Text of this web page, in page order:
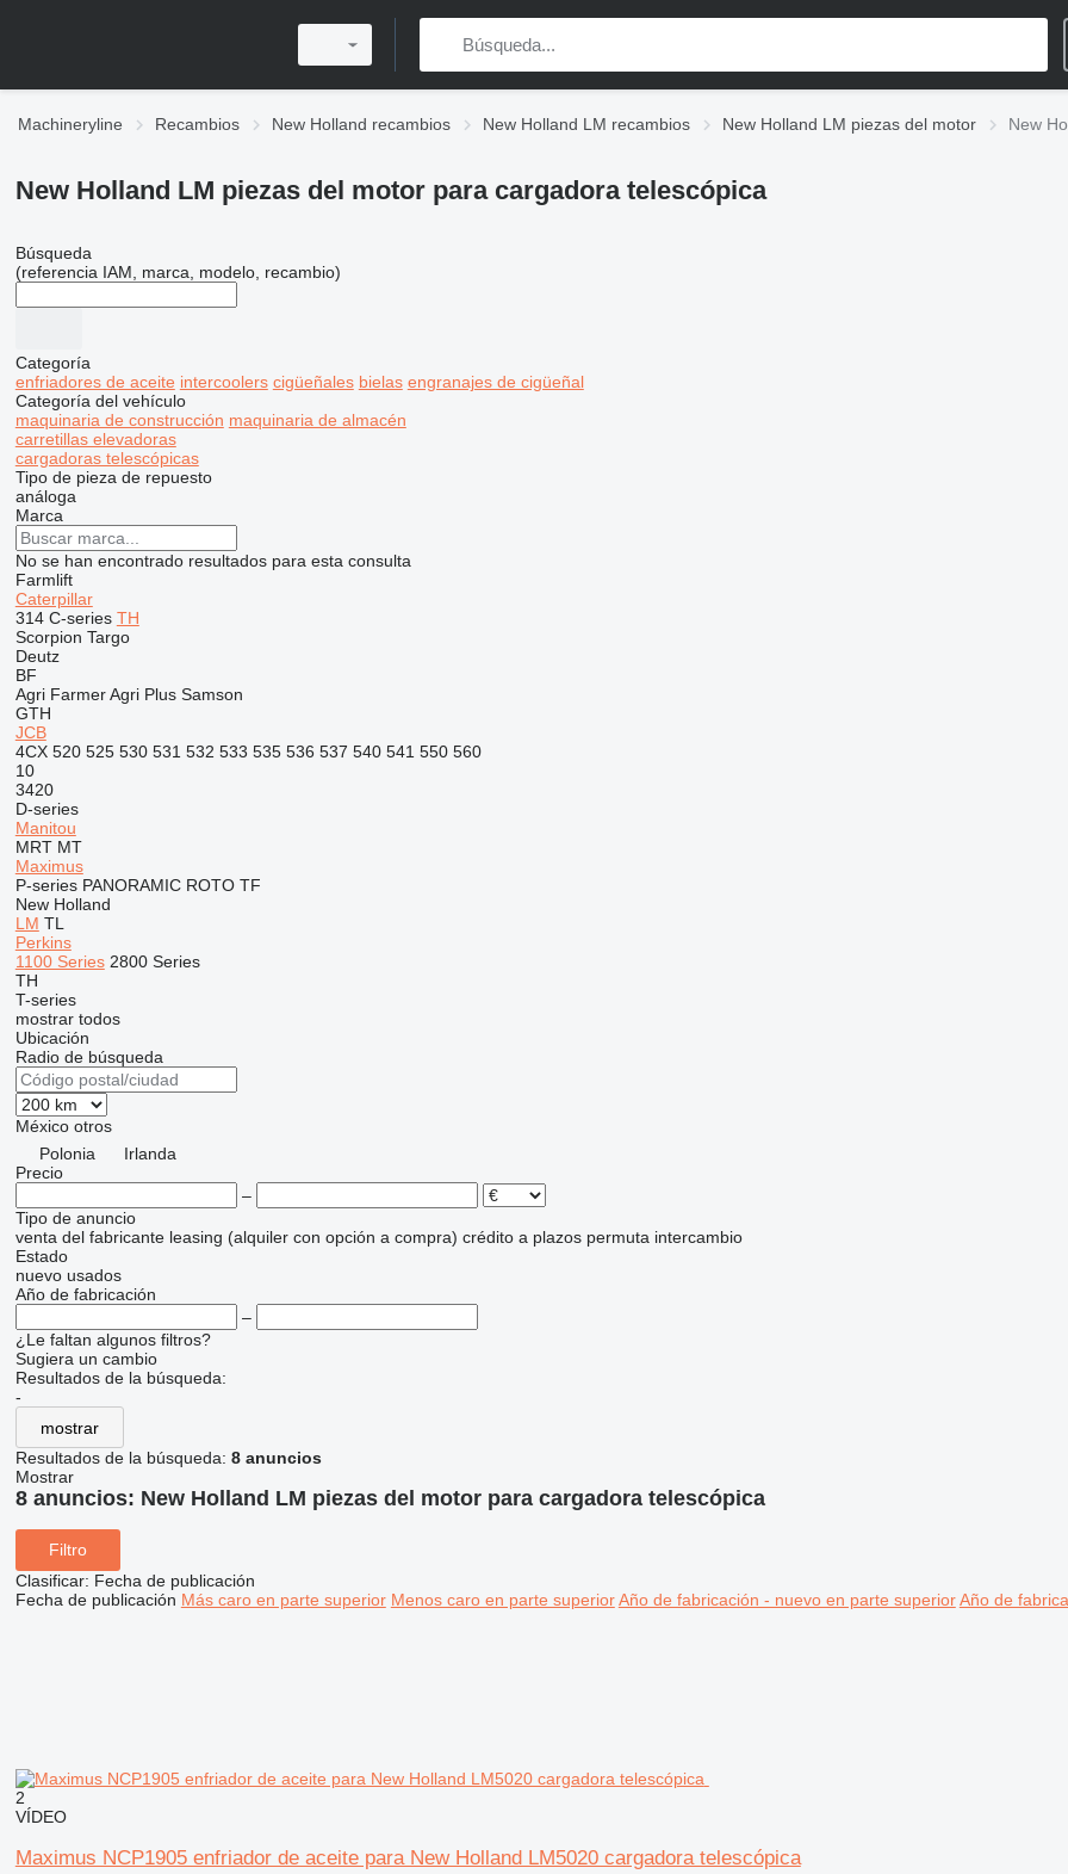
Machineryline Recambios New Holland recambios New Holland LM recambios New Holland LM piezas del motor New
New Holland LM piezas del motor para cargadora telescópica
Búsqueda
(referencia IAM, marca, modelo, recambio)
Categoría
enfriadores de aceite intercoolers cigüeñales bielas engranajes de cigüeñal
Categoría del vehículo
maquinaria de construcción maquinaria de almacén
carretillas elevadoras
cargadoras telescópicas
Tipo de pieza de repuesto
análoga
Marca
No se han encontrado resultados para esta consulta
Farmlift
Caterpillar
314 C-series TH
Scorpion Targo
Deutz
BF
Agri Farmer Agri Plus Samson
GTH
JCB
4CX 520 525 530 531 532 533 535 536 537 540 541 550 560
10
3420
D-series
Manitou
MRT MT
Maximus
P-series PANORAMIC ROTO TF
New Holland
LM TL
Perkins
1100 Series 2800 Series
TH
T-series
mostrar todos
Ubicación
Radio de búsqueda
México otros
Polonia
Irlanda
Precio
–
Tipo de anuncio
venta del fabricante leasing (alquiler con opción a compra) crédito a plazos permuta intercambio
Estado
nuevo usados
Año de fabricación
–
¿Le faltan algunos filtros?
Sugiera un cambio
Resultados de la búsqueda:
-
mostrar
Resultados de la búsqueda: 8 anuncios
Mostrar
8 anuncios: New Holland LM piezas del motor para cargadora telescópica
Filtro
Clasificar: Fecha de publicación
Fecha de publicación Más caro en parte superior Menos caro en parte superior Año de fabricación - nuevo en parte superior Año de
2
VÍDEO
Maximus NCP1905 enfriador de aceite para New Holland LM5020 cargadora telescópica